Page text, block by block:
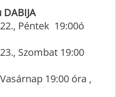
Péntek 19:00ó
Szombat 19:00
19:00 óra ,